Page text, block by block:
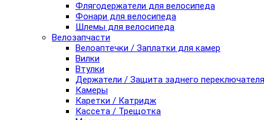
Флягодержатели для велосипеда
Фонари для велосипеда
Шлемы для велосипеда
Велозапчасти
Велоаптечки / Заплатки для камер
Вилки
Втулки
Держатели / Защита заднего переключателя
Камеры
Каретки / Катридж
Кассета / Трещотка